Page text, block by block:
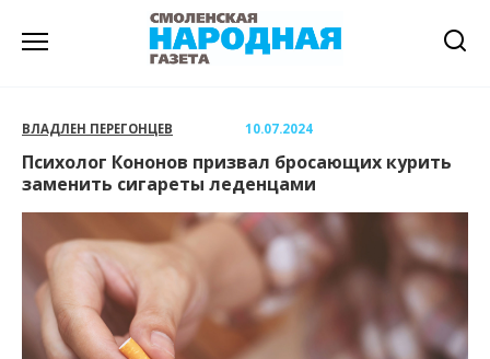
ВЛАДЛЕН ПЕРЕГОНЦЕВ 10.07.2024
Психолог Кононов призвал бросающих курить
заменить сигареты леденцами